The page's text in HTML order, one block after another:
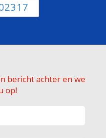
bericht achter en we
op!